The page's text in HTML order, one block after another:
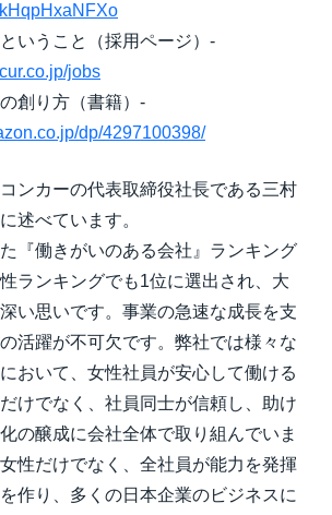
いうこと（採用ページ）-
jobs
創り方（書籍）-
dp/4297100398/
ンカーの代表取締役社長である三村
述べています。
た『働きがいのある会社』ランキング
ランキングでも1位に選出され、大
い思いです。事業の急速な成長を支
活躍が不可欠です。弊社では様々な
おいて、女性社員が安心して働ける
けでなく、社員同士が信頼し、助け
の醸成に会社全体で取り組んでいま
性だけでなく、全社員が能力を発揮
作り、多くの日本企業のビジネスに